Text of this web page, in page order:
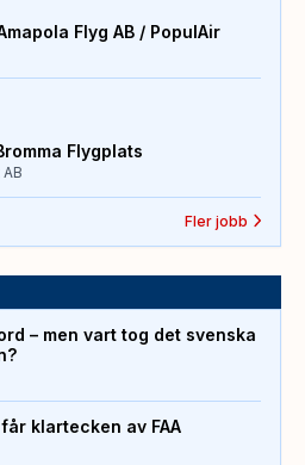
Flyg AB / PopulAir
Flygplats
Fler jobb
– men vart tog det svenska
klartecken av FAA